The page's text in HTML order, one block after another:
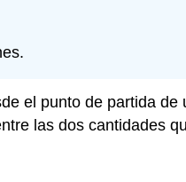
el punto de partida
las dos cantidades